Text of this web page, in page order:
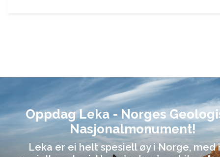
Oppdag Leka - Norges
Nasjonalmonument!
Leka er ei helt spesiell øy i Norge, med